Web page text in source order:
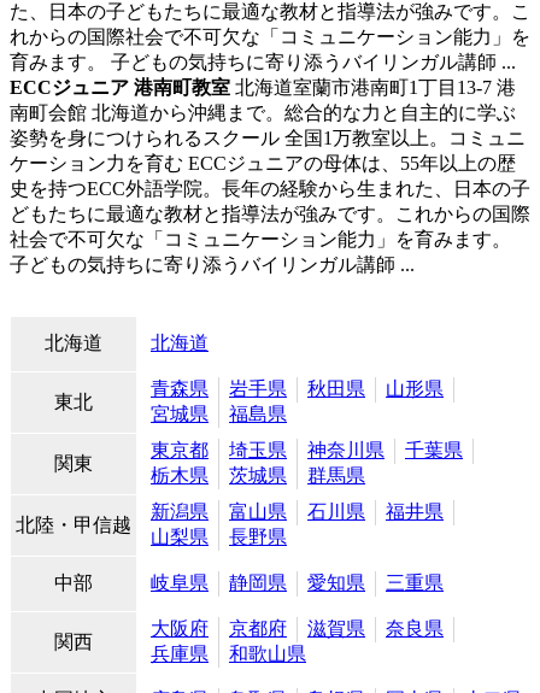
た、日本の子どもたちに最適な教材と指導法が強みです。こ
れからの国際社会で不可欠な「コミュニケーション能力」を
育みます。 子どもの気持ちに寄り添うバイリンガル講師 ...
ECCジュニア 港南町教室 北海道室蘭市港南町1丁目13-7 港
南町会館 北海道から沖縄まで。総合的な力と自主的に学ぶ
姿勢を身につけられるスクール 全国1万教室以上。コミュニ
ケーション力を育む ECCジュニアの母体は、55年以上の歴
史を持つECC外語学院。長年の経験から生まれた、日本の子
どもたちに最適な教材と指導法が強みです。これからの国際
社会で不可欠な「コミュニケーション能力」を育みます。
子どもの気持ちに寄り添うバイリンガル講師 ...
北海道 北海道
東北
青森県 岩手県 秋田県
山形県
宮城県
福島県
関東
東京都 埼玉県 神奈川県
千葉県
栃木県
茨城県 群馬県
北陸・甲信越
新潟県 富山県 石川県
福井県
山梨県
長野県
中部 岐阜県 静岡県 愛知県 三重県
関西
大阪府 京都府 滋賀県
奈良県
兵庫県
和歌山県